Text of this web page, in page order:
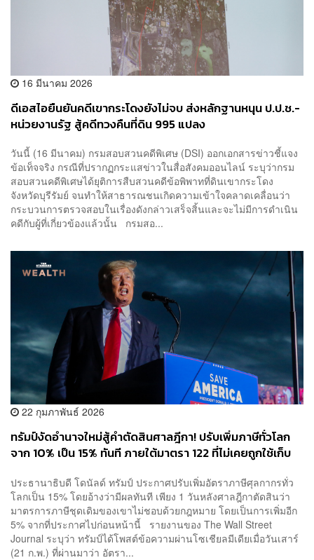
16 มีนาคม 2026
ดีเอสไอยืนยันคดีเขากระโดงยังไม่จบ ส่งหลักฐานหนุน ป.ป.ช.-
หน่วยงานรัฐ สู้คดีทวงคืนที่ดิน 995 แปลง
วันนี้ (16 มีนาคม) กรมสอบสวนคดีพิเศษ (DSI) ออกเอกสารข่าวชี้แจง
ข้อเท็จจริง กรณีที่ปรากฏกระแสข่าวในสื่อสังคมออนไลน์ ระบุว่ากรม
สอบสวนคดีพิเศษได้ยุติการสืบสวนคดีข้อพิพาทที่ดินเขากระโดง
จังหวัดบุรีรัมย์ จนทำให้สาธารณชนเกิดความเข้าใจคลาดเคลื่อนว่า
กระบวนการตรวจสอบในเรื่องดังกล่าวเสร็จสิ้นและจะไม่มีการดำเนิน
คดีกับผู้ที่เกี่ยวข้องแล้วนั้น กรมสอ...
22 กุมภาพันธ์ 2026
ทรัมป์งัดอำนาจใหม่สู้คำตัดสินศาลฎีกา! ปรับเพิ่มภาษีทั่วโลก
จาก 10% เป็น 15% ทันที ภายใต้มาตรา 122 ที่ไม่เคยถูกใช้เก็บ
ประธานาธิบดี โดนัลด์ ทรัมป์ ประกาศปรับเพิ่มอัตราภาษีศุลกากรทั่ว
โลกเป็น 15% โดยอ้างว่ามีผลทันที เพียง 1 วันหลังศาลฎีกาตัดสินว่า
มาตรการภาษีชุดเดิมของเขาไม่ชอบด้วยกฎหมาย โดยเป็นการเพิ่มอีก
5% จากที่ประกาศไปก่อนหน้านี้ รายงานของ The Wall Street
Journal ระบุว่า ทรัมป์ได้โพสต์ข้อความผ่านโซเชียลมีเดียเมื่อวันเสาร์
(21 ก.พ.) ที่ผ่านมาว่า อัตรา...